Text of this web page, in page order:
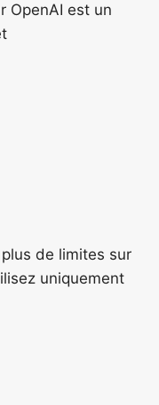
OpenAI est un
de limites sur
uniquement